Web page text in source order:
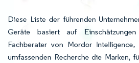
Diese Liste der führenden
Geräte basiert auf
Fachberater von Mordor
umfassenden Recherche die Marken,